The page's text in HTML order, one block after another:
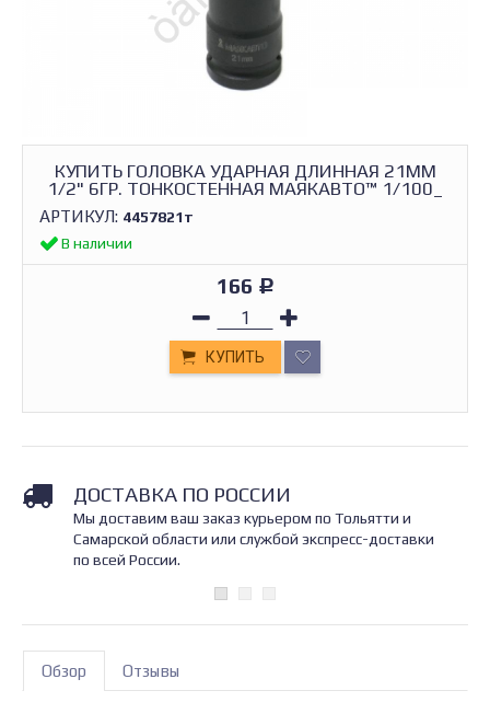
КУПИТЬ ГОЛОВКА УДАРНАЯ ДЛИННАЯ 21ММ
1/2" 6ГР. ТОНКОСТЕННАЯ МАЯКАВТО™ 1/100_
АРТИКУЛ: 4457821т
В наличии
166 Р
КУПИТЬ
ДОСТАВКА ПО РОССИИ
Мы доставим ваш заказ курьером по Тольятти и
Самарской области или службой экспресс-доставки
по всей России.
Обзор Отзывы